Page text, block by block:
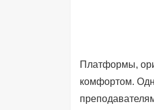
Платформы,
комфортом.